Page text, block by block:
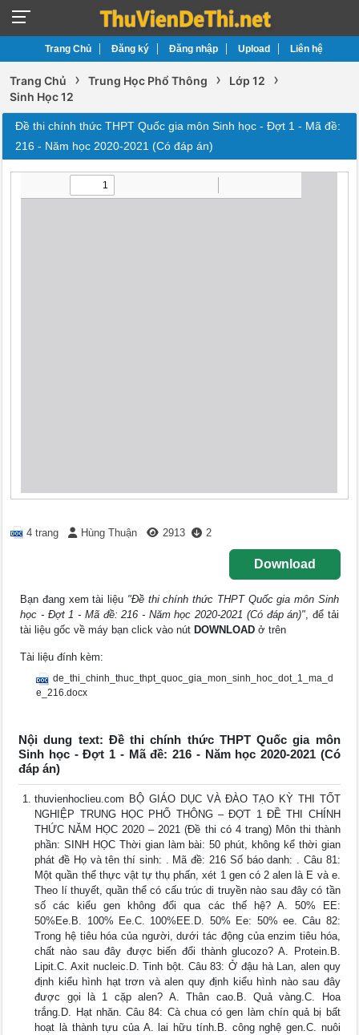
Trang Chủ Đăng ký Đăng nhập Upload Liên hệ
Trang Chủ › Trung Học Phổ Thông › Lớp 12 ›
Sinh Học 12
Đề thi chính thức THPT Quốc gia môn Sinh học - Đợt 1 - Mã đề:
216 - Năm học 2020-2021 (Có đáp án)
4 trang Hùng Thuận 2913 2
Download
Bạn đang xem tài liệu "Đề thi chính thức THPT Quốc gia môn Sinh
học - Đợt 1 - Mã đề: 216 - Năm học 2020-2021 (Có đáp án)", để tải
tài liệu gốc về máy bạn click vào nút DOWNLOAD ở trên
Tài liệu đính kèm:
de_thi_chinh_thuc_thpt_quoc_gia_mon_sinh_hoc_dot_1_ma_d
e_216.docx
Nội dung text: Đề thi chính thức THPT Quốc gia môn
Sinh học - Đợt 1 - Mã đề: 216 - Năm học 2020-2021 (Có
đáp án)
thuvienhoclieu.com BỘ GIÁO DỤC VÀ ĐÀO TẠO KỲ THI TỐT
NGHIỆP TRUNG HỌC PHỔ THÔNG – ĐỢT 1 ĐỀ THI CHÍNH
THỨC NĂM HỌC 2020 – 2021 (Đề thi có 4 trang) Môn thi thành
phần: SINH HỌC Thời gian làm bài: 50 phút, không kể thời gian
phát đề Họ và tên thí sinh: . Mã đề: 216 Số báo danh: . Câu 81:
Một quần thể thực vật tự thụ phấn, xét 1 gen có 2 alen là E và e.
Theo lí thuyết, quần thể có cấu trúc di truyền nào sau đây có tần
số các kiểu gen không đổi qua các thế hệ? A. 50% EE:
50%Ee.B. 100% Ee.C. 100%EE.D. 50% Ee: 50% ee. Câu 82:
Trong hệ tiêu hóa của người, dưới tác động của enzim tiêu hóa,
chất nào sau đây được biến đổi thành glucozo? A. Protein.B.
Lipit.C. Axit nucleic.D. Tinh bột. Câu 83: Ở đậu hà Lan, alen quy
định kiểu hình hạt trơn và alen quy định kiểu hình nào sau đây
được gọi là 1 cặp alen? A. Thân cao.B. Quả vàng.C. Hoa
trắng.D. Hạt nhăn. Câu 84: Cà chua có gen làm chín quả bị bất
hoạt là thành tựu của A. lai hữu tính.B. công nghệ gen.C. nuôi